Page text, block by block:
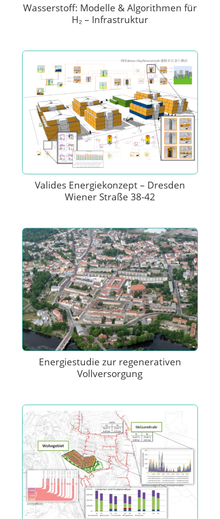
Wasserstoff: Modelle & Algorithmen für
H₂ – Infrastruktur
Valides Energiekonzept – Dresden
Wiener Straße 38-42
Energiestudie zur regenerativen
Vollversorgung